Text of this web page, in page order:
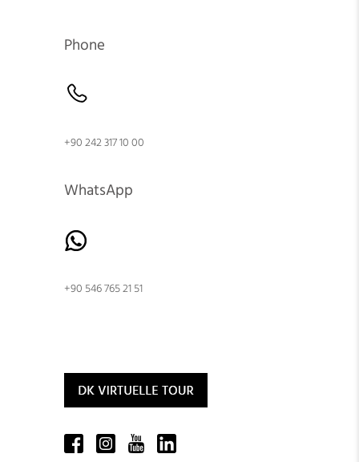
Phone
+90 242 317 10 00
WhatsApp
+90 546 765 21 51